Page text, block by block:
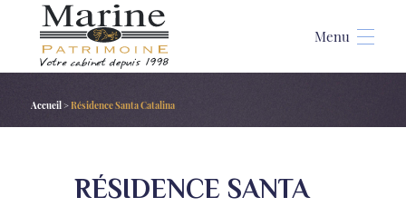
Accueil >Résidence Santa Catalina
RÉSIDENCE SANTA